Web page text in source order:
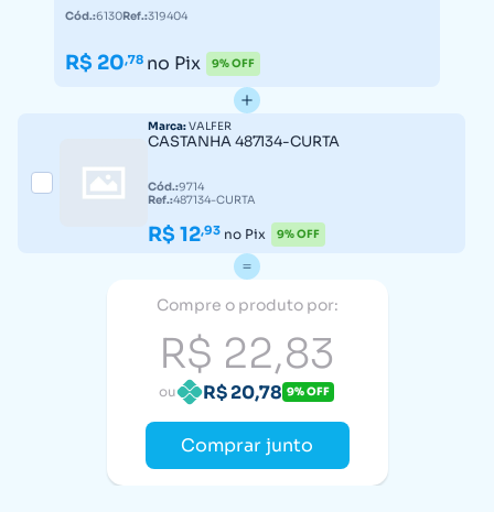
Cód.:6130Ref.:319404
R$ 20,78 no Pix 9% OFF
Marca:VALFER
CASTANHA 487134-CURTA
Cód.:9714
Ref.:487134-CURTA
R$ 12,93 no Pix 9% OFF
Compre o produto por:
R$ 22,83
ou R$ 20,78 9% OFF
Comprar junto